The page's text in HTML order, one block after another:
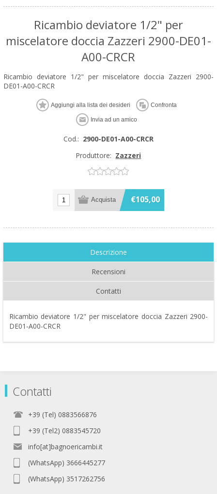
Ricambio deviatore 1/2" per
miscelatore doccia Zazzeri 2900-DE01-
A00-CRCR
Ricambio deviatore 1/2" per miscelatore doccia Zazzeri 2900-
DE01-A00-CRCR
Cod.: 2900-DE01-A00-CRCR
Produttore: Zazzeri
€105,00
Descrizione
Recensioni
Contatti
Ricambio deviatore 1/2" per miscelatore doccia Zazzeri 2900-
DE01-A00-CRCR
Contatti
+39 (Tel) 0883566876
+39 (Tel2) 0883545720
info[at]bagnoericambi.it
(WhatsApp) 3666445277
(WhatsApp) 3517262756